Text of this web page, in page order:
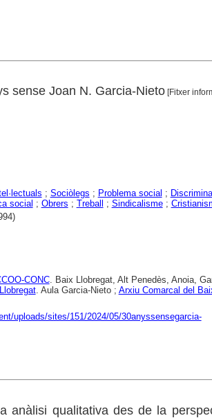
sense Joan N. Garcia-Nieto [Fitxer
; Sociòlegs ; Problema social ;
social ; Obrers ; Treball ; Sindicalisme;
CONC. Baix Llobregat, Alt Penedès, Anoia,
. Aula Garcia-Nieto ; Arxiu Comarcal del
uploads/sites/151/2024/05/30anyssensegarcia-
anàlisi qualitativa des de la